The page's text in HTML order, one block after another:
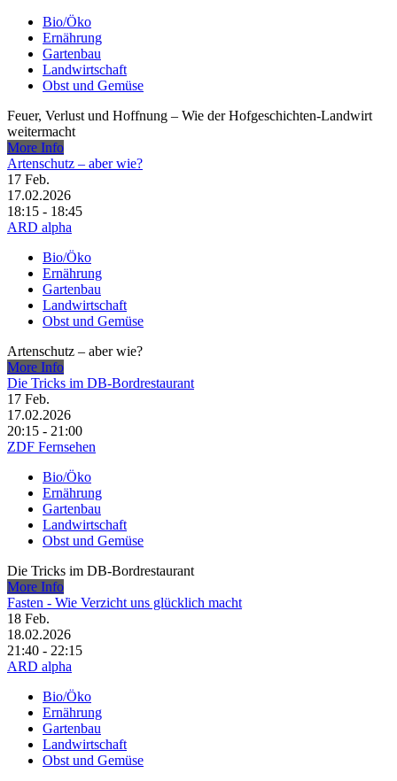
Bio/Öko
Ernährung
Gartenbau
Landwirtschaft
Obst und Gemüse
Feuer, Verlust und Hoffnung – Wie der Hofgeschichten-Landwirt
weitermacht
More Info
Artenschutz – aber wie?
17 Feb.
17.02.2026
18:15 - 18:45
ARD alpha
Bio/Öko
Ernährung
Gartenbau
Landwirtschaft
Obst und Gemüse
Artenschutz – aber wie?
More Info
Die Tricks im DB-Bordrestaurant
17 Feb.
17.02.2026
20:15 - 21:00
ZDF Fernsehen
Bio/Öko
Ernährung
Gartenbau
Landwirtschaft
Obst und Gemüse
Die Tricks im DB-Bordrestaurant
More Info
Fasten - Wie Verzicht uns glücklich macht
18 Feb.
18.02.2026
21:40 - 22:15
ARD alpha
Bio/Öko
Ernährung
Gartenbau
Landwirtschaft
Obst und Gemüse